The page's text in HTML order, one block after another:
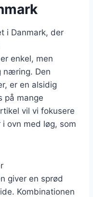
i Danmark, der
enkel, men
næring. Den
er en alsidig
på mange
vil vi fokusere
ovn med løg, som
giver en sprød
Kombinationen